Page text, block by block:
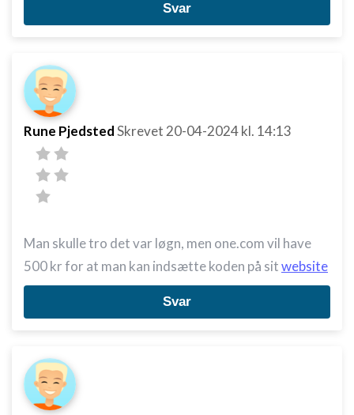
Svar
Rune PjedstedSkrevet 20-04-2024kl. 14:13
Man skulle tro det var løgn, men one.com vil have
500 kr for at man kan indsætte koden på sitwebsite
Svar